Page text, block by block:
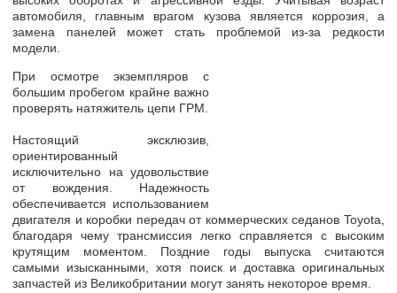
автомобиля, главным врагом кузова является коррозия , а
замена панелей может стать проблемой из-за редкости
модели.
При осмотре экземпляров с
большим пробегом крайне важно
проверять натяжитель цепи ГРМ.
Настоящий эксклюзив,
ориентированный
исключительно на удовольствие
от вождения. Надежность
обеспечивается использованием
двигателя и коробки передач от коммерческих седанов Toyota,
благодаря чему трансмиссия легко справляется с высоким
крутящим моментом. Поздние годы выпуска считаются
самыми изысканными, хотя поиск и доставка оригинальных
запчастей из Великобритании могут занять некоторое время.